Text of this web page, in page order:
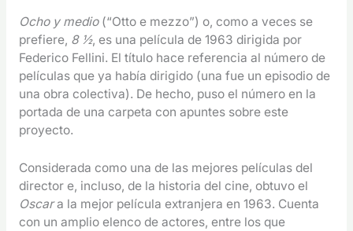
Ocho y medio(“Otto e mezzo”) o, como a veces se
prefiere, 8 ½, es una película de 1963 dirigida por
Federico Fellini. El título hace referencia al número de
películas que ya había dirigido (una fue un episodio de
una obra colectiva). De hecho, puso el número en la
portada de una carpeta con apuntes sobre este
proyecto.
Considerada como una de las mejores películas del
director e, incluso, de la historia del cine, obtuvo el
Oscara la mejor película extranjera en 1963. Cuenta
con un amplio elenco de actores, entre los que